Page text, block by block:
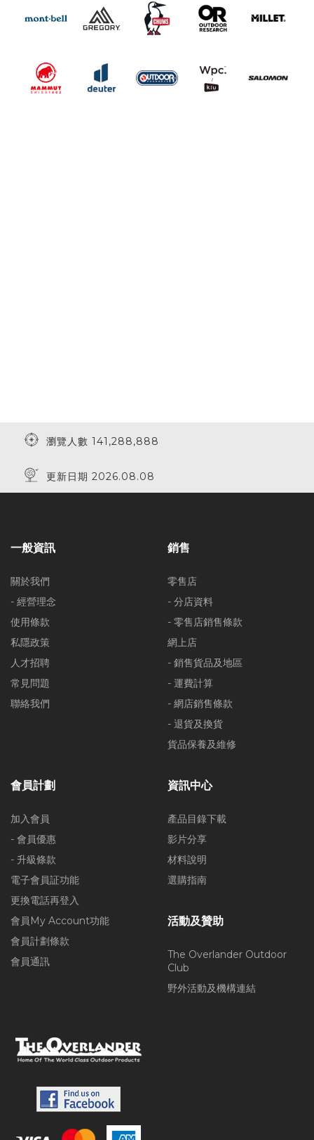
瀏覽人數 141,288,888
更新日期 2026.08.08
一般資訊
關於我們
- 經營理念
使用條款
私隱政策
人才招聘
常見問題
聯絡我們
銷售
零售店
- 分店資料
- 零售店銷售條款
網上店
- 銷售貨品及地區
- 運費計算
- 網店銷售條款
- 退貨及換貨
貨品保養及維修
會員計劃
加入會員
- 會員優惠
- 升級條款
電子會員証功能
更換電話再登入
會員My Account功能
會員計劃條款
會員通訊
資訊中心
產品目錄下載
影片分享
材料說明
選購指南
活動及贊助
The Overlander Outdoor
Club
野外活動及機構連結